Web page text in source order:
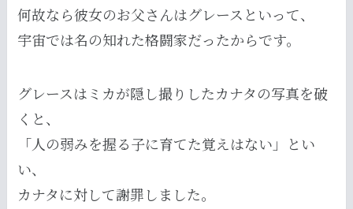
何故なら彼女のお父さんはグレースといって、
宇宙では名の知れた格闘家だったからです。
グレースはミカが隠し撮りしたカナタの写真を破
くと、
「人の弱みを握る子に育てた覚えはない」とい
い、
カナタに対して謝罪しました。